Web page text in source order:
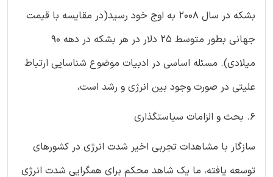
بشکه در سال 2008 به اوج خود رسید(در مقایسه با قیمت
جهانی بطور متوسط 25 دلار در هر بشکه در دهه 90
میلادی). مسئله اساسی در ادبیات موضوع شناسایی ارتباط
علیتی در صورت وجود بین انرژی و رشد است،
6. بحث و الزامات سیاستگذاری
سازگار با مشاهدات تجربی اخیر شدت انرژی در کشورهای
توسعه یافته، ما یک شاهد محکم برای همگرایی شدت انرژی